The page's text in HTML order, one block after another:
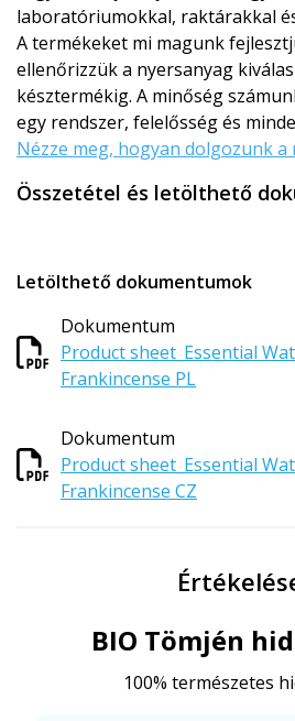
laboratóriumokkal, raktárakkal
A termékeket mi magunk
ellenőrizzük a nyersanyag
késztermékig. A minőség
egy rendszer, felelősség és
Nézze meg, hogyan dolgozunk a
Összetétel és letölthető
Letölthető dokumentumok
Dokumentum
Product sheet_Essential
Frankincense PL
Dokumentum
Product sheet_Essential
Frankincense CZ
BIO Tömjén
100% természetes